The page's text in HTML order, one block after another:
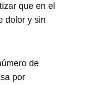
que en el
dolor y sin
de
por